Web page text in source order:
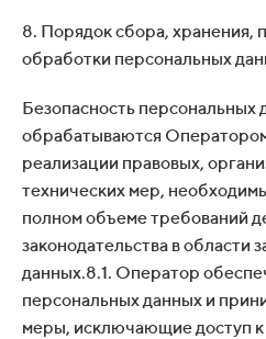
8. Порядок сбора, хранения,
обработки персональных
Безопасность персональных
обрабатываются
реализации правовых,
технических мер,
полном объеме требований
законодательства в области
данных.8.1. Оператор
персональных данных и
меры, исключающие доступ